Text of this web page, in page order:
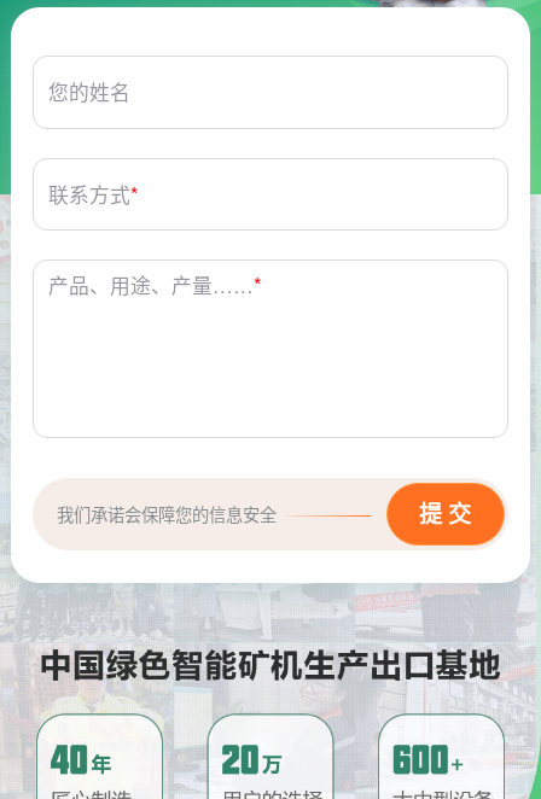
您的姓名
联系方式*
产品、用途、产量……*
我们承诺会保障您的信息安全